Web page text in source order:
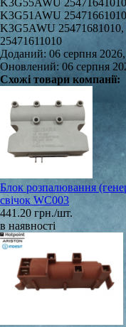
K3G55AWU
K3G51AWU
K3G5AWU
25471611010
Доданий: 06 серпня
Оновлений: 06 серпня
Схожі товари компанії:
Блок розпалювання
свічок WC003
441.20 грн./шт.
в наявності